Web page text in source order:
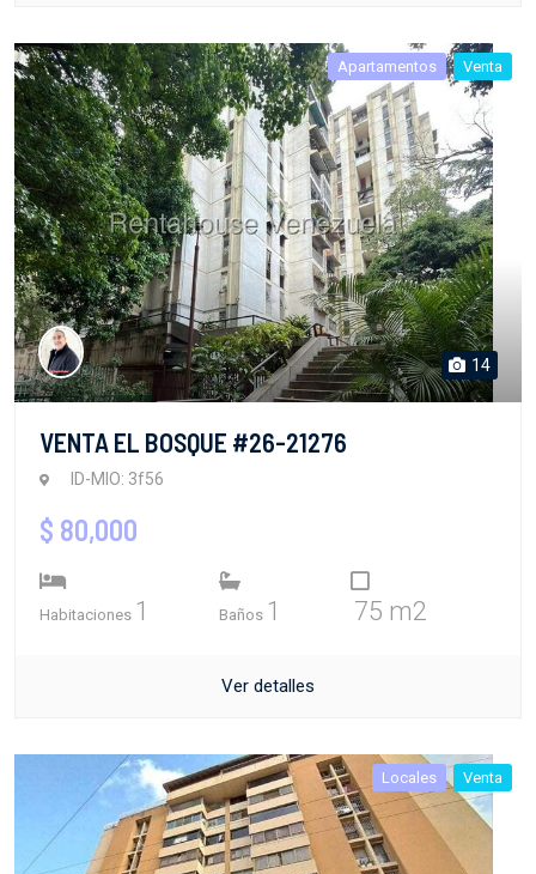
Apartamentos Venta
14
VENTA EL BOSQUE #26-21276
ID-MIO: 3f56
$ 80,000
Habitaciones 1 Baños 1 75 m2
Ver detalles
Locales Venta